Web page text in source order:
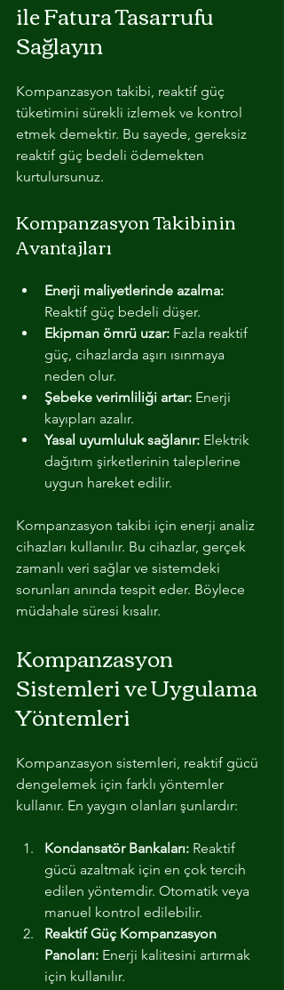
ile Fatura Tasarrufu
Sağlayın
Kompanzasyon takibi, reaktif güç
tüketimini sürekli izlemek ve kontrol
etmek demektir. Bu sayede, gereksiz
reaktif güç bedeli ödemekten
kurtulursunuz.
Kompanzasyon Takibinin
Avantajları
Enerji maliyetlerinde azalma:
Reaktif güç bedeli düşer.
Ekipman ömrü uzar: Fazla reaktif
güç, cihazlarda aşırı ısınmaya
neden olur.
Şebeke verimliliği artar: Enerji
kayıpları azalır.
Yasal uyumluluk sağlanır: Elektrik
dağıtım şirketlerinin taleplerine
uygun hareket edilir.
Kompanzasyon takibi için enerji analiz
cihazları kullanılır. Bu cihazlar, gerçek
zamanlı veri sağlar ve sistemdeki
sorunları anında tespit eder. Böylece
müdahale süresi kısalır.
Kompanzasyon
Sistemleri ve Uygulama
Yöntemleri
Kompanzasyon sistemleri, reaktif gücü
dengelemek için farklı yöntemler
kullanır. En yaygın olanları şunlardır:
Kondansatör Bankaları: Reaktif
gücü azaltmak için en çok tercih
edilen yöntemdir. Otomatik veya
manuel kontrol edilebilir.
Reaktif Güç Kompanzasyon
Panoları: Enerji kalitesini artırmak
için kullanılır.